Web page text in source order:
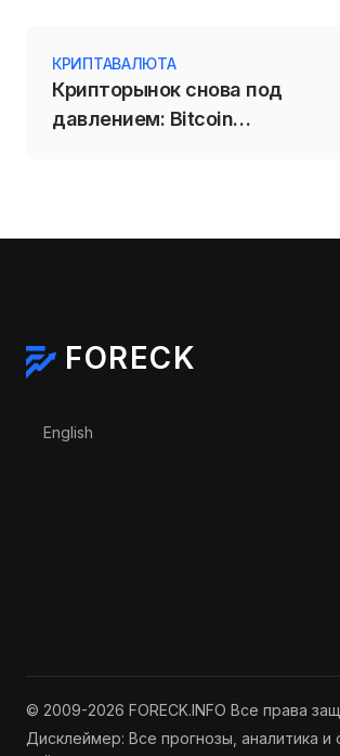
КРИПТАВАЛЮТА
Крипторынок снова под
давлением: Bitcoin
FORECK
Выберите язык
English
© 2009-2026 FORECK.INFO Все права
Дисклеймер: Все прогнозы, аналитика